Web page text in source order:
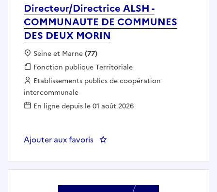
Directeur/Directrice ALSH -
COMMUNAUTE DE COMMUNES
DES DEUX MORIN
Localisation :
Seine et Marne(77)
Fonction publique :
Fonction publique Territoriale
Employeur :
Etablissements publics de coopération
intercommunale
En ligne depuis le 01 août 2026
Ajouter aux favoris : Directeur/Directrice ALSH -